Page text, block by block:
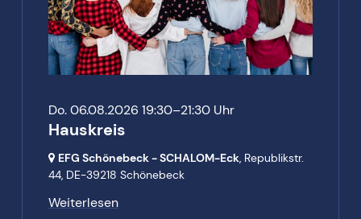
Do. 06.08.2026 19:30–21:30 Uhr
Hauskreis
EFG Schönebeck - SCHALOM-Eck , Republikstr.
44, DE-39218 Schönebeck
Weiterlesen